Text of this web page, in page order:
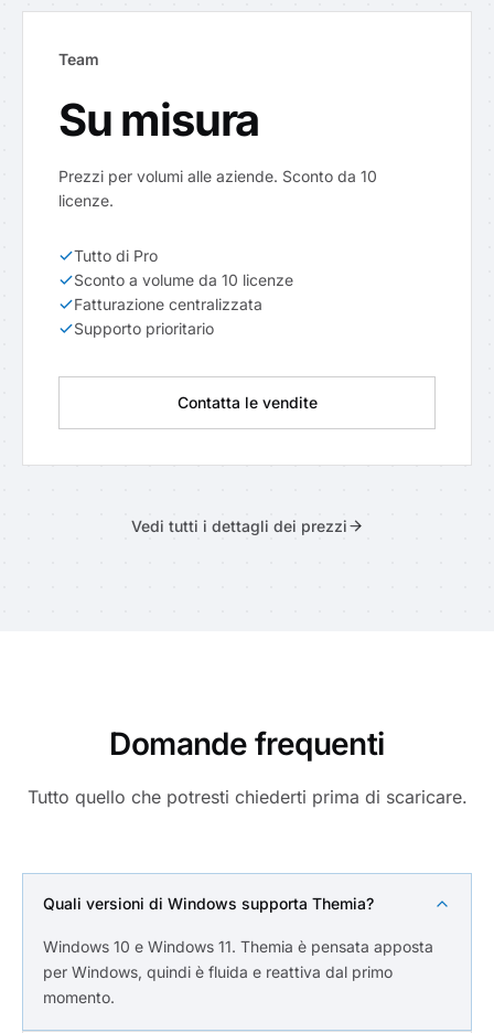
Team
Su misura
Prezzi per volumi alle aziende. Sconto da 10
licenze.
Tutto di Pro
Sconto a volume da 10 licenze
Fatturazione centralizzata
Supporto prioritario
Contatta le vendite
Vedi tutti i dettagli dei prezzi
Domande frequenti
Tutto quello che potresti chiederti prima di scaricare.
Quali versioni di Windows supporta Themia?
Windows 10 e Windows 11. Themia è pensata apposta
per Windows, quindi è fluida e reattiva dal primo
momento.